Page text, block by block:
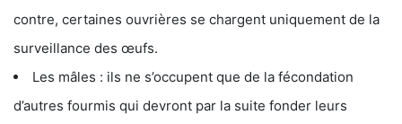
contre, certaines ouvrières se chargent uniquement de la
surveillance des œufs.
Les mâles : ils ne s’occupent que de la fécondation
d’autres fourmis qui devront par la suite fonder leurs